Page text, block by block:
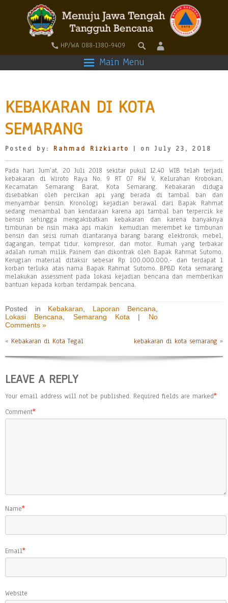
HP/WA 088-1380-9409
Main Menu
KEBAKARAN DI KOTA
SEMARANG
Posted by: Rahmad Rizkiarto | on July 23, 2018
Pada hari Jum’at, 20 Juli 2018 sekitar pukul 12.40 WIB telah terjadi
kebakaran di Wiroto Raya No. 9 RT 07 RW V, Kelurahan Krobokan,
Kecamatan Semarang Barat, Kota Semarang. Kebakaran diduga
disebabkan oleh percikan api yang berada di tambal ban dan
menyambar bensin. Kronologi kejadian berawal dari Bapak Rahmat
sedang menambal ban kendaraan karena api tambal ban terpercik ke
bensin sehingga mengakibatkan kebakaran dan karena banyaknya
timbunan be nsin maka api makin kemudian merembet ke timbunan
bensin dan seisi rumah diantaranya barang barang elektronik, mebel,
dagangan, tempat tidur, kompresor, dan motor. Rumah yang terbakar
adalah rumah milik Painem dan dikontrak oleh Bapak Rahmat Sutomo.
Kerugian material ditaksir sebesar Rp 100.000.000,- dan terdapat 1
korban terluka atas nama Bapak Rahmat Sutomo. BPBD Kota semarang
melakukan assessment pada lokasi kejadian bencana dan memberikan
bantuan kepada korban terdampak bencana.
Posted in Kebakaran Laporan Bencana
Lokasi Bencana
Semarang Kota | No
Comments »
« Kebakaran di Kota Tegal kebakaran di kota semarang »
LEAVE A REPLY
Your email address will not be published. Required fields are marked*
Comment*
Name*
Email*
Website